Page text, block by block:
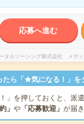
応募へ進む
タルソーシング株式会社 メデ
たら「★気になる！」を
！」を押しておくと、派
」 や 「応募歓迎」 が届